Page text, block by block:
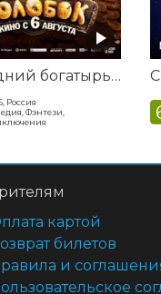
Последний богатырь. Колобок
Россия
Фэнтези,
картой
билетов
и